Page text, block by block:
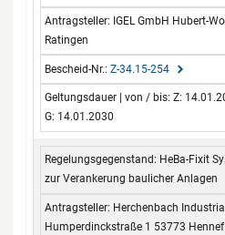
IGEL GmbH Hubert-
Ratingen
Z-34.15-254
Z:
G: 14.01.2030
HeBa-Fixit
zur Verankerung baulicher Anlagen
Herchenbach
Humperdinckstraße 1 53773 Hennef